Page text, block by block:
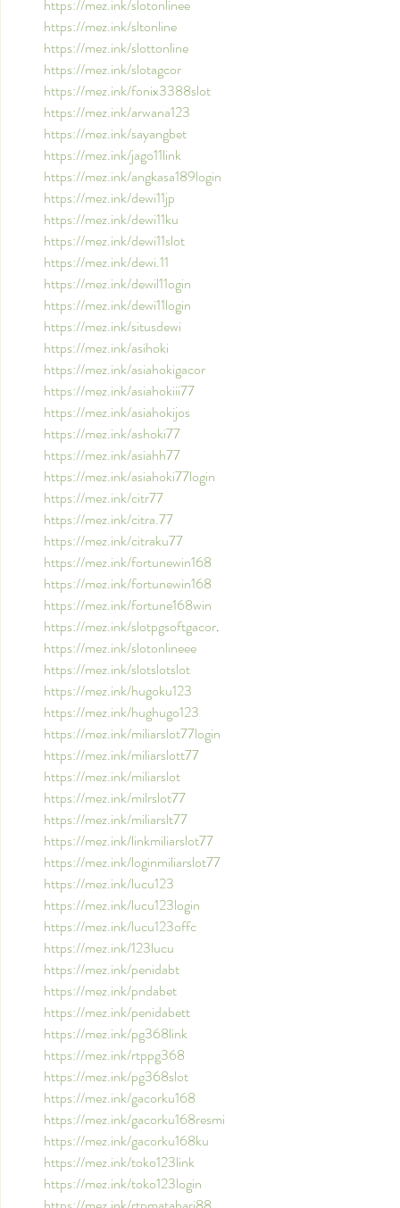
https://mez.ink/slotonlinee
https://mez.ink/sltonline
https://mez.ink/slottonline
https://mez.ink/slotagcor
https://mez.ink/fonix3388slot
https://mez.ink/arwana123
https://mez.ink/sayangbet
https://mez.ink/jago11link
https://mez.ink/angkasa189login
https://mez.ink/dewi11jp
https://mez.ink/dewi11ku
https://mez.ink/dewi11slot
https://mez.ink/dewi.11
https://mez.ink/dewil11ogin
https://mez.ink/dewi11login
https://mez.ink/situsdewi
https://mez.ink/asihoki
https://mez.ink/asiahokigacor
https://mez.ink/asiahokiii77
https://mez.ink/asiahokijos
https://mez.ink/ashoki77
https://mez.ink/asiahh77
https://mez.ink/asiahoki77login
https://mez.ink/citr77
https://mez.ink/citra.77
https://mez.ink/citraku77
https://mez.ink/fortunewin168
https://mez.ink/fortunewin168
https://mez.ink/fortune168win
https://mez.ink/slotpgsoftgacor.
https://mez.ink/slotonlineee
https://mez.ink/slotslotslot
https://mez.ink/hugoku123
https://mez.ink/hughugo123
https://mez.ink/miliarslot77login
https://mez.ink/miliarslott77
https://mez.ink/miliarslot
https://mez.ink/milrslot77
https://mez.ink/miliarslt77
https://mez.ink/linkmiliarslot77
https://mez.ink/loginmiliarslot77
https://mez.ink/lucu123
https://mez.ink/lucu123login
https://mez.ink/lucu123offc
https://mez.ink/123lucu
https://mez.ink/penidabt
https://mez.ink/pndabet
https://mez.ink/penidabett
https://mez.ink/pg368link
https://mez.ink/rtppg368
https://mez.ink/pg368slot
https://mez.ink/gacorku168
https://mez.ink/gacorku168resmi
https://mez.ink/gacorku168ku
https://mez.ink/toko123link
https://mez.ink/toko123login